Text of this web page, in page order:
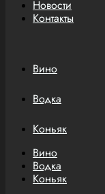
Новости
Контакты
Вино
Водка
Коньяк
Вино
Водка
Коньяк